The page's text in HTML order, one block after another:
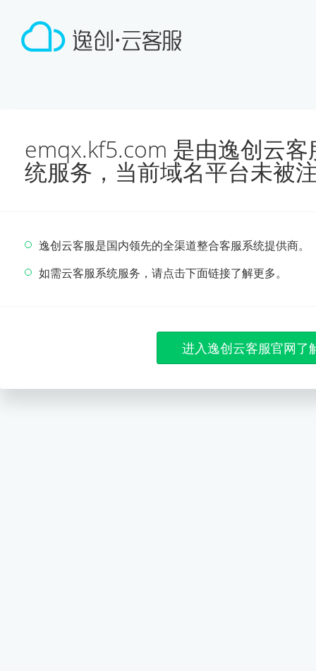
emqx.kf5.com 是由逸创云
统服务，当前域名平台未被
逸创云客服是国内领先的全渠道整合客服系统提供商。
如需云客服系统服务，请点击下面链接了解更多。
进入逸创云客服官网了